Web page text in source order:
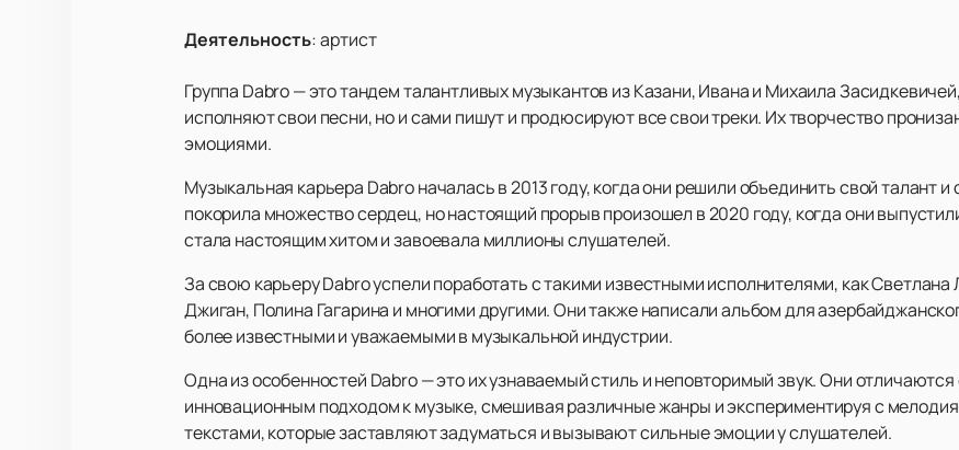
Деятельность:артист
Группа Dabro — это тандем талантливых музыкантов из Казани, Ивана и Михаила
исполняют свои песни, но и сами пишут и продюсируют все свои треки. Их творчество
эмоциями.
Музыкальная карьера Dabro началась в 2013 году, когда они решили объединить свой талант и
покорила множество сердец, но настоящий прорыв произошел в 2020 году, когда они
стала настоящим хитом и завоевала миллионы слушателей.
За свою карьеру Dabro успели поработать с такими известными исполнителями, как
Джиган, Полина Гагарина и многими другими. Они также написали альбом для
более известными и уважаемыми в музыкальной индустрии.
Одна из особенностей Dabro — это их узнаваемый стиль и неповторимый звук. Они
инновационным подходом к музыке, смешивая различные жанры и экспериментируя с
текстами, которые заставляют задуматься и вызывают сильные эмоции у слушателей.